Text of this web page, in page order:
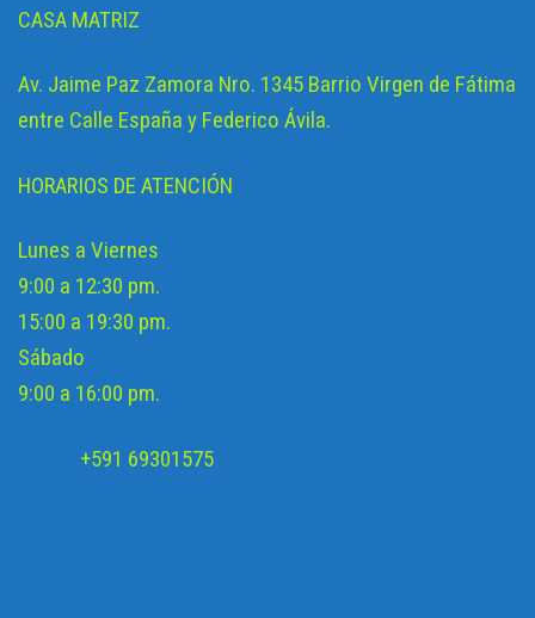
CASA MATRIZ
Av. Jaime Paz Zamora Nro. 1345 Barrio Virgen de Fátima
entre Calle España y Federico Ávila.
HORARIOS DE ATENCIÓN
Lunes a Viernes
9:00 a 12:30 pm.
15:00 a 19:30 pm.
Sábado
9:00 a 16:00 pm.
+591 69301575